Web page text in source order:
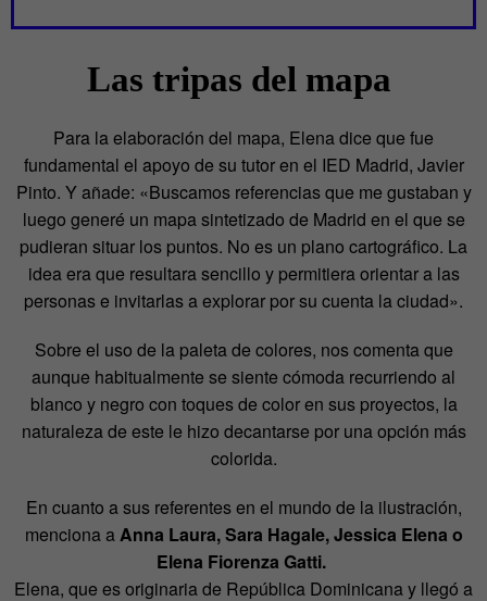
Las tripas del mapa
Para la elaboración del mapa, Elena dice que fue
fundamental el apoyo de su tutor en el IED Madrid, Javier
Pinto. Y añade: «Buscamos referencias que me gustaban y
luego generé un mapa sintetizado de Madrid en el que se
pudieran situar los puntos. No es un plano cartográfico. La
idea era que resultara sencillo y permitiera orientar a las
personas e invitarlas a explorar por su cuenta la ciudad».
Sobre el uso de la paleta de colores, nos comenta que
aunque habitualmente se siente cómoda recurriendo al
blanco y negro con toques de color en sus proyectos, la
naturaleza de este le hizo decantarse por una opción más
colorida.
En cuanto a sus referentes en el mundo de la ilustración,
menciona aAnna Laura, Sara Hagale, Jessica Elena o
Elena Fiorenza Gatti.
Elena, que es originaria de República Dominicana y llegó a